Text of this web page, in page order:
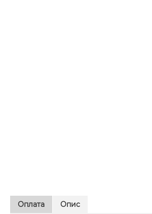
Опис
Оплата